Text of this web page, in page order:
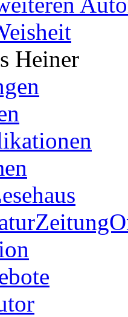
Heiner